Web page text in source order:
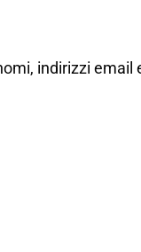
indirizzi